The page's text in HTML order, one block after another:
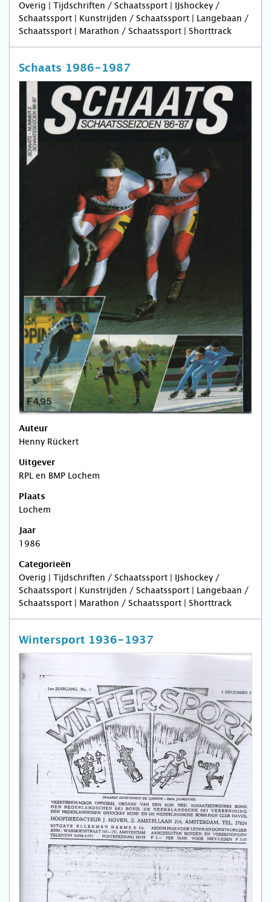
Overig | Tijdschriften / Schaatssport | IJshockey /
Schaatssport | Kunstrijden / Schaatssport | Langebaan /
Schaatssport | Marathon / Schaatssport | Shorttrack
Schaats 1986-1987
Auteur
Henny Rückert
Uitgever
RPL en BMP Lochem
Plaats
Lochem
Jaar
1986
Categorieën
Overig | Tijdschriften / Schaatssport | IJshockey /
Schaatssport | Kunstrijden / Schaatssport | Langebaan /
Schaatssport | Marathon / Schaatssport | Shorttrack
Wintersport 1936-1937